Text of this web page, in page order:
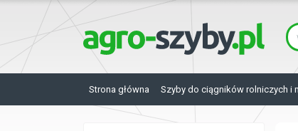
Strona główna Szyby do ciągników rolniczych i